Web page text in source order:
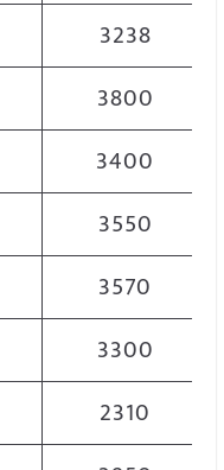
3238
3800
3400
3550
3570
3300
2310